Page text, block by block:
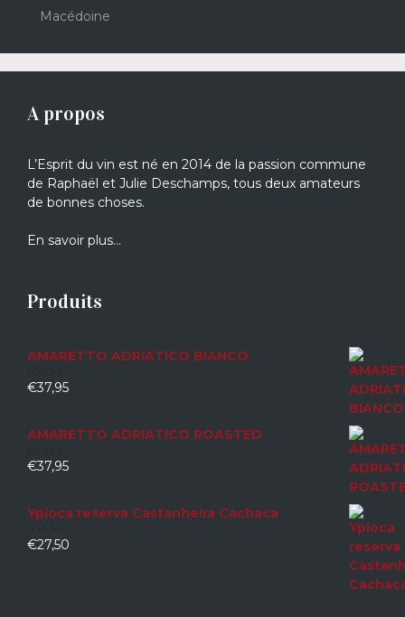
Macédoine
A propos
L’Esprit du vin est né en 2014 de la passion commune
de Raphaël et Julie Deschamps, tous deux amateurs
de bonnes choses.
En savoir plus…
Produits
AMARETTO ADRIATICO BIANCO
0
€37,95
AMARETTO ADRIATICO ROASTED
0
€37,95
Ypioca reserva Castanheira Cachaca
0
€27,50